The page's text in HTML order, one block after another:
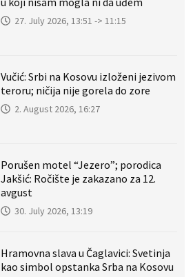
27. July 2026, 13:51 -> 11:15
Vučić: Srbi na Kosovu izloženi jezivom
teroru; ničija nije gorela do zore
2. August 2026, 16:27
Porušen motel “Jezero”; porodica
Jakšić: Ročište je zakazano za 12.
avgust
30. July 2026, 13:19
Hramovna slava u Čaglavici: Svetinja
kao simbol opstanka Srba na Kosovu